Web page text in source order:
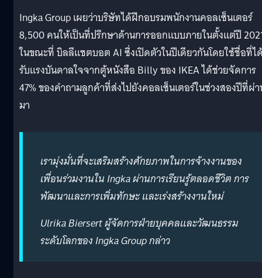
Ingka Group เผยว่าบริษัทได้ฝึกอบรมพนักงานคอลเซ็นเตอร์
8,500 คนให้เป็นที่ปรึกษาด้านการออกแบบภายในตั้งแต่ปี
ในขณะที่ บิลลีแชตบอต AI ซึ่งเปิดตัวในปีเดียวกันโดยใช้ชื่อที่ไ
รับแรงบันดาลใจจากตู้หนังสือ Billy ของ IKEA ได้ช่วยจัดการ
47% ของคำถามลูกค้าที่ส่งไปยังคอลเซ็นเตอร์ในช่วงสองปีที่ผ่
มา
เรามุ่งมั่นที่จะเสริมสร้างศักยภาพในการจ้างงานของ
เพื่อนร่วมงานใน Ingka ผ่านการเรียนรู้ตลอดชีวิต การ
พัฒนาและการเพิ่มทักษะ และเร่งสร้างงานใหม่
Ulrika Biersert ผู้จัดการฝ่ายบุคคลและวัฒนธรรม
ระดับโลกของ Ingka Group กล่าว